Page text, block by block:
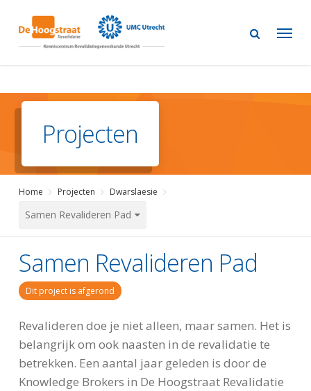
main
Projecten
Home Projecten Dwarslaesie
Samen Revalideren Pad
Samen Revalideren Pad
Dit project is afgerond
Revalideren doe je niet alleen, maar samen. Het is
belangrijk om ook naasten in de revalidatie te
betrekken. Een aantal jaar geleden is door de
Knowledge Brokers in De Hoogstraat Revalidatie